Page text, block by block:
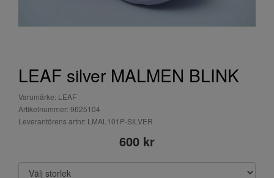
LEAF silver MALMEN BLINK
Varumärke: LEAF
Artikelnummer: 9625104
Leverantörens artnr: LMAL101P-SILVER
600 kr